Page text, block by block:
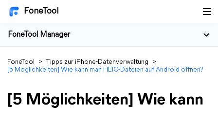
FoneTool
FoneTool Manager
FoneTool > Tipps zur iPhone-Datenverwaltung
>
[5 Möglichkeiten] Wie kann man HEIC-Dateien auf Android öffnen?
[5 Möglichkeiten] Wie kann